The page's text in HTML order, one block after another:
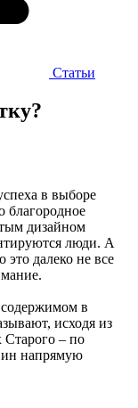
Статьи
в выборе
благородное
дизайном
люди. А
это далеко не все
содержимом в
исходя из
Старого – по
напрямую